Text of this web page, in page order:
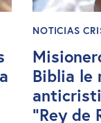
NOTICIAS
Biblia le
“Rey de